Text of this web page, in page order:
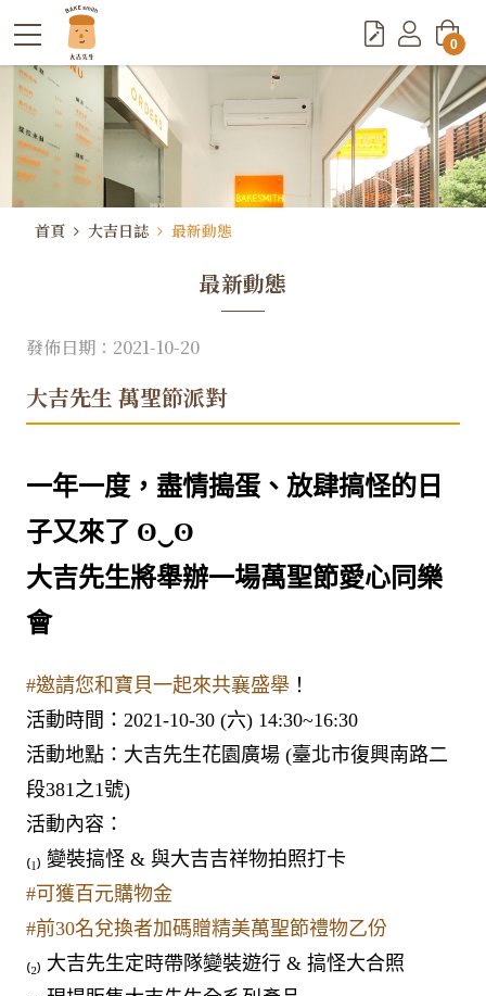
首頁 大吉日誌 最新動態
最新動態
發佈日期：2021-10-20
大吉先生 萬聖節派對
​一年一度，盡情搗蛋、放肆搞怪的日
子又來了 ʘ‿ʘ
大吉先生將舉辦一場萬聖節愛心同樂
會
#邀請您和寶貝一起來共襄盛舉！
活動時間：2021-10-30 (六) 14:30~16:30
活動地點：大吉先生花園廣場 (臺北市復興南路二
段381之1號)
活動內容：
₍₁₎ 變裝搞怪 & 與大吉吉祥物拍照打卡
#可獲百元購物金
#前30名兌換者加碼贈精美萬聖節禮物乙份
₍₂₎ 大吉先生定時帶隊變裝遊行 & 搞怪大合照
0